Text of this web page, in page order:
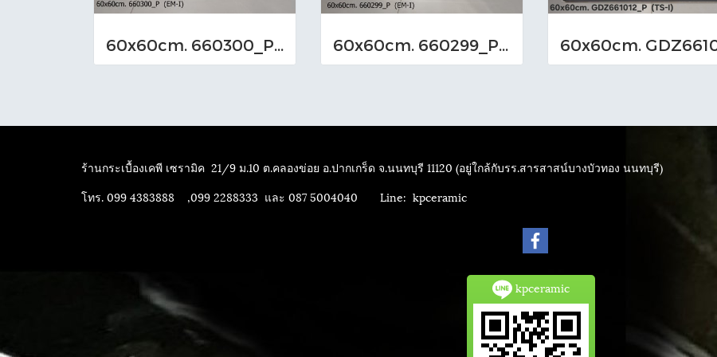
60x60cm. 660300_P (EM-I) 60x60cm. 660299_P (EM-I)
ร้านกระเบื้องเคพี เซรามิค 21/9 ม.10 ต.คลองข่อย อ.ปากเกร็ด จ.นนทบุรี 11120 (อยู่ใกล้กับรร.สารสาสน์บางบัวทอง นนทบุรี)
โทร. 099 4383888 ,099 2288333 และ 087 5004040 Line: kpceramic
kpceramic